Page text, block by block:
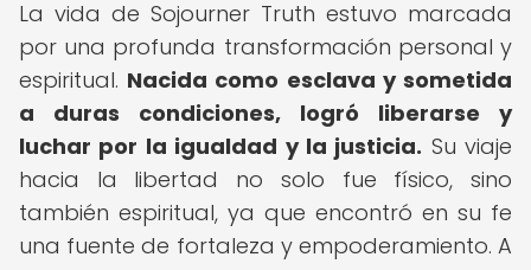
La vida de Sojourner Truth estuvo marcada
por una profunda transformación personal y
espiritual. Nacida como esclava y sometida
a duras condiciones, logró liberarse y
luchar por la igualdad y la justicia. Su viaje
hacia la libertad no solo fue físico, sino
también espiritual, ya que encontró en su fe
una fuente de fortaleza y empoderamiento. A